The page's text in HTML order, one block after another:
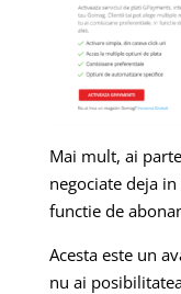
Mai mult, ai
negociate deja
functie de
Acesta este un
nu ai